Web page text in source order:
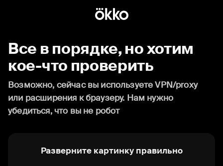
Все в порядке, но хотим
кое-что проверить
Возможно, сейчас вы используете VPN/proxy
или расширения к браузеру. Нам нужно
убедиться, что вы не робот
Разверните картинку правильно